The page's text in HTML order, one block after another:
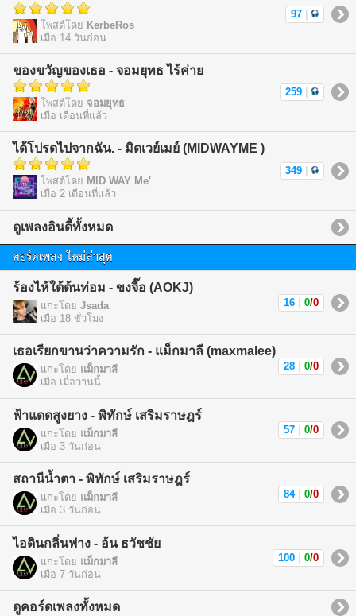
โพสต์โดย KerbeRos
เมื่อ 14 วันก่อน
97
ของขวัญของเธอ - จอมยุทธ ไร้ค่าย
โพสต์โดย จอมยุทธ
เมื่อ เดือนที่แล้ว
259
ได้โปรดไปจากฉัน. - มิดเวย์เมย์ (MIDWAYME )
โพสต์โดย MID WAY Me'
เมื่อ 2 เดือนที่แล้ว
349
ดูเพลงอินดี้ทั้งหมด
คอร์ดเพลง ใหม่ล่าสุด
ร้องไห้ใต้ต้นท่อม - ขงจื๊อ (AOKJ)
แกะโดย Jsada
เมื่อ 18 ชั่วโมง
16 0/0
เธอเรียกขานว่าความรัก - แม็กมาลี (maxmalee)
แกะโดย แม็กมาลี
เมื่อ เมื่อวานนี้
28 0/0
ฟ้าแดดสูงยาง - พิทักษ์ เสริมราษฎร์
แกะโดย แม็กมาลี
เมื่อ 3 วันก่อน
57 0/0
สถานีน้ำตา - พิทักษ์ เสริมราษฎร์
แกะโดย แม็กมาลี
เมื่อ 3 วันก่อน
84 0/0
ไอดินกลิ่นฟาง - อ้น ธวัชชัย
แกะโดย แม็กมาลี
เมื่อ 7 วันก่อน
100 0/0
ดูคอร์ดเพลงทั้งหมด